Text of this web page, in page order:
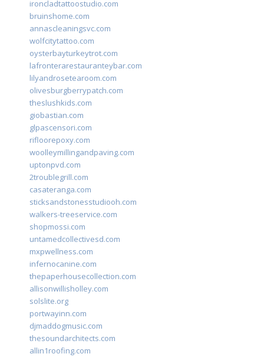
ironcladtattoostudio.com
bruinshome.com
annascleaningsvc.com
wolfcitytattoo.com
oysterbayturkeytrot.com
lafronterarestauranteybar.com
lilyandrosetearoom.com
olivesburgberrypatch.com
theslushkids.com
giobastian.com
glpascensori.com
rifloorepoxy.com
woolleymillingandpaving.com
uptonpvd.com
2troublegrill.com
casateranga.com
sticksandstonesstudiooh.com
walkers-treeservice.com
shopmossi.com
untamedcollectivesd.com
mxpwellness.com
infernocanine.com
thepaperhousecollection.com
allisonwillisholley.com
solslite.org
portwayinn.com
djmaddogmusic.com
thesoundarchitects.com
allin1roofing.com